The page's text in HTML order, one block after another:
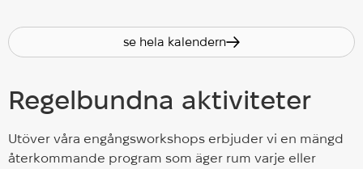
se hela kalendern
Regelbundna aktiviteter
Utöver våra engångsworkshops erbjuder vi en mängd
återkommande program som äger rum varje eller